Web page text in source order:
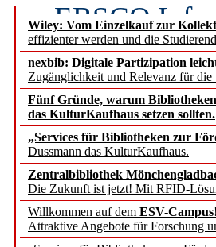
Wiley: Vom Einzelkauf zur
effizienter werden und die
nexbib: Digitale Partizipation
Zugänglichkeit und Relevanz für die
Fünf Gründe, warum
das KulturKaufhaus setzen sollten.
„Services für Bibliotheken zur
Dussmann das KulturKaufhaus.
Zentralbibliothek
Die Zukunft ist jetzt! Mit RFID-
Willkommen auf dem ESV-Campus!
Attraktive Angebote für Forschung
EBSCO
Sorbisches
Geschichte
Künstliche
besser zu
„Leitbegriffe